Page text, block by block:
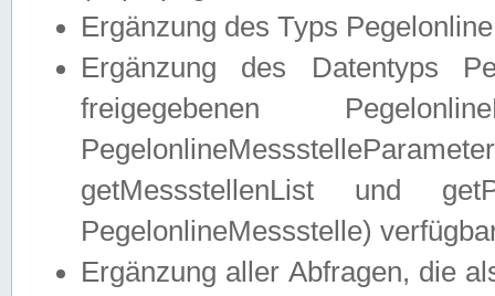
Ergänzung des Typs
Ergänzung des Datentyps
freigegebenen
getMessstellenList und
PegelonlineMessstelle)
Ergänzung aller Abfragen, die